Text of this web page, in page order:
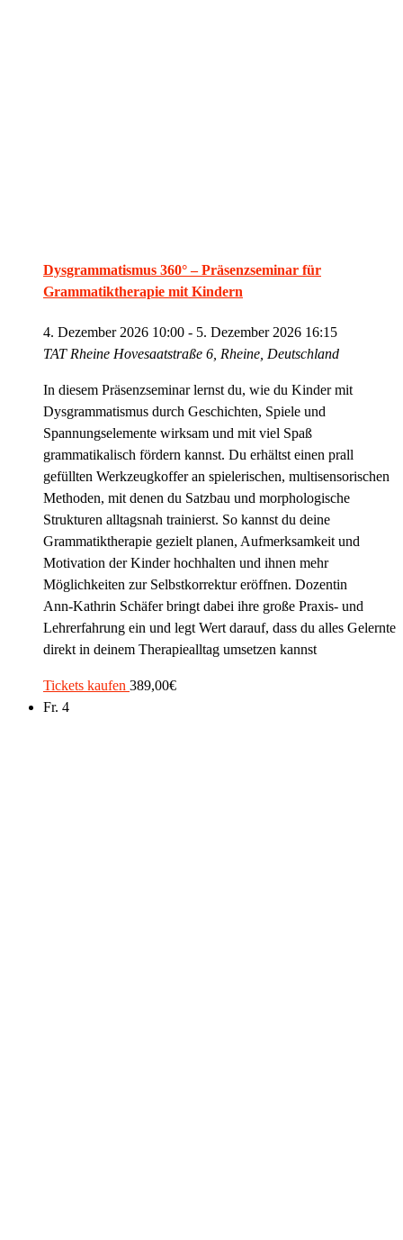
Dysgrammatismus 360° – Präsenzseminar für
Grammatiktherapie mit Kindern
4. Dezember 2026 10:00 - 5. Dezember 2026 16:15
TAT Rheine Hovesaatstraße 6, Rheine, Deutschland
In diesem Präsenzseminar lernst du, wie du Kinder mit
Dysgrammatismus durch Geschichten, Spiele und
Spannungselemente wirksam und mit viel Spaß
grammatikalisch fördern kannst. Du erhältst einen prall
gefüllten Werkzeugkoffer an spielerischen, multisensorischen
Methoden, mit denen du Satzbau und morphologische
Strukturen alltagsnah trainierst. So kannst du deine
Grammatiktherapie gezielt planen, Aufmerksamkeit und
Motivation der Kinder hochhalten und ihnen mehr
Möglichkeiten zur Selbstkorrektur eröffnen. Dozentin
Ann‑Kathrin Schäfer bringt dabei ihre große Praxis- und
Lehrerfahrung ein und legt Wert darauf, dass du alles Gelernte
direkt in deinem Therapiealltag umsetzen kannst
Tickets kaufen 389,00€
Fr. 4